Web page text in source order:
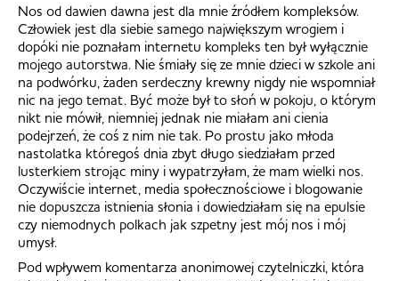
Nos od dawien dawna jest dla mnie źródłem kompleksów.
Człowiek jest dla siebie samego największym wrogiem i
dopóki nie poznałam internetu kompleks ten był wyłącznie
mojego autorstwa. Nie śmiały się ze mnie dzieci w szkole ani
na podwórku, żaden serdeczny krewny nigdy nie wspomniał
nic na jego temat. Być może był to słoń w pokoju, o którym
nikt nie mówił, niemniej jednak nie miałam ani cienia
podejrzeń, że coś z nim nie tak. Po prostu jako młoda
nastolatka któregoś dnia zbyt długo siedziałam przed
lusterkiem strojąc miny i wypatrzyłam, że mam wielki nos.
Oczywiście internet, media społecznościowe i blogowanie
nie dopuszcza istnienia słonia i dowiedziałam się na epulsie
czy niemodnych polkach jak szpetny jest mój nos i mój
umysł.
Pod wpływem komentarza anonimowej czytelniczki, która